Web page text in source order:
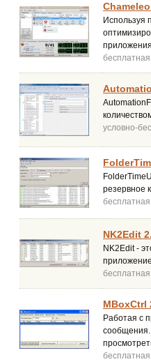
Используя
бесплатная
условно-
резервное
бесплатная
NK2Edit
NK2Edit -
бесплатная
MBoxCtrl
Работая с
сообщения.
бесплатная